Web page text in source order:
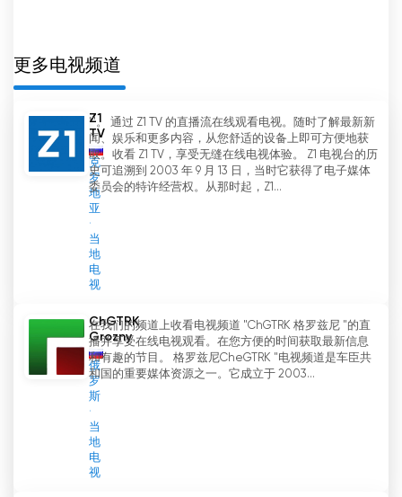
更多电视频道
Z1
TV
克
罗
地
亚
当
地
电
视
'"。 通过 Z1 TV 的直播流在线观看电视。随时了解最新新
闻、娱乐和更多内容，从您舒适的设备上即可方便地获
取。收看 Z1 TV，享受无缝在线电视体验。 Z1 电视台的历
史可追溯到 2003 年 9 月 13 日，当时它获得了电子媒体
委员会的特许经营权。从那时起，Z1...
ChGTRK
Grozny
俄
罗
斯
当
地
电
视
在我们的频道上收看电视频道 "ChGTRK 格罗兹尼 "的直
播并享受在线电视观看。在您方便的时间获取最新信息
和有趣的节目。 格罗兹尼CheGTRK "电视频道是车臣共
和国的重要媒体资源之一。它成立于 2003...